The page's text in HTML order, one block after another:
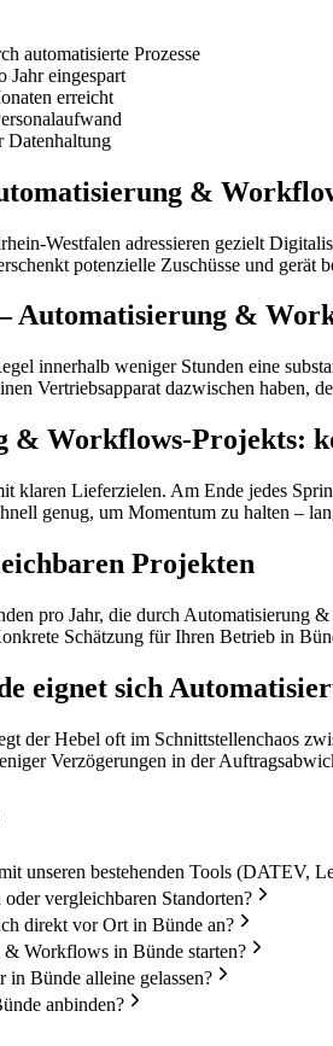
automatisierte Prozesse
Jahr eingespart
erreicht
Datenhaltung
&
Westfalen adressieren gezielt
potenzielle Zuschüsse und
Automatisierung &
innerhalb weniger Stunden eine
Vertriebsapparat dazwischen haben,
& Workflows-Projekts:
klaren Lieferzielen. Am Ende jedes
genug, um Momentum zu halten –
Projekten
pro Jahr, die durch Automatisierung
Schätzung für Ihren Betrieb in
eignet sich
der Hebel oft im Schnittstellenchaos
Verzögerungen in der
unseren bestehenden Tools (DATEV,
vergleichbaren Standorten?
direkt vor Ort in Bünde an?
Workflows in Bünde starten?
in Bünde alleine gelassen?
anbinden?